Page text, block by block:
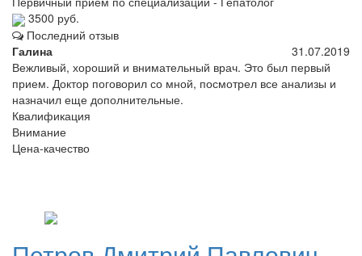
3500 руб.
Последний отзыв
Галина
31.07.2019
Вежливый, хороший и внимательный врач. Это был первый
прием. Доктор поговорил со мной, посмотрел все анализы и
назначил еще дополнительные.
Квалификация
Внимание
Цена-качество